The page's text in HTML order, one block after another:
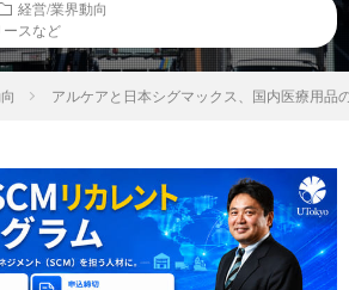
経営/業界動向
ースなど
アルケアと日本シグマックス、国内医療用品